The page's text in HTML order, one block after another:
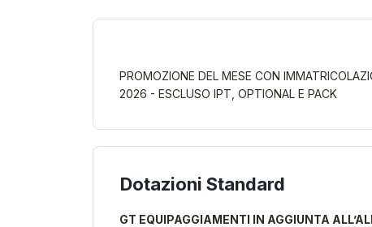
PROMOZIONE DEL MESE CON
2026 - ESCLUSO IPT, OPTIONAL E PACK
Dotazioni Standard
GT EQUIPAGGIAMENTI IN AGGIUNTA